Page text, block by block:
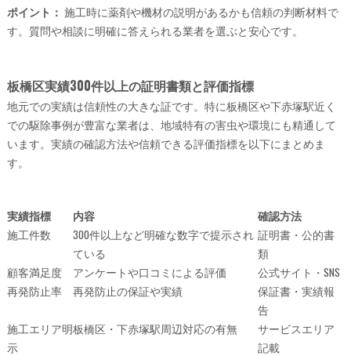
ポイント： 施工時に薬剤や機材の説明があるかも信頼の判断材料で
す。質問や相談に明確に答えられる業者を選ぶと安心です。
板橋区実績300件以上の証明書類と評価指標
地元での実績は信頼性の大きな証です。特に板橋区や下赤塚駅近く
での駆除事例が豊富な業者は、地域特有の害虫や環境にも精通して
います。実績の確認方法や信頼できる評価指標を以下にまとめま
す。
実績指標 内容
確認方法
施工件数
300件以上など明確な数字で提示され
ている
証明書・公的書
類
顧客満足度
アンケートや口コミによる評価
公式サイト・SNS
再発防止率
再発防止の保証や実績
保証書・実績報
告
施工エリア明
示
板橋区・下赤塚駅周辺対応の有無
サービスエリア
記載